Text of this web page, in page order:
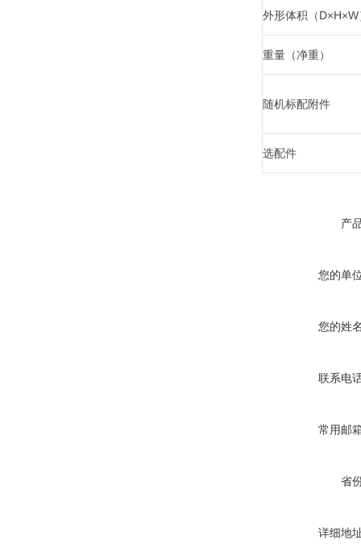
外形体积（D×H×W
重量（净重）
随机标配附件
选配件
产
您的单
您的姓
联系电
常用邮
省
详细地